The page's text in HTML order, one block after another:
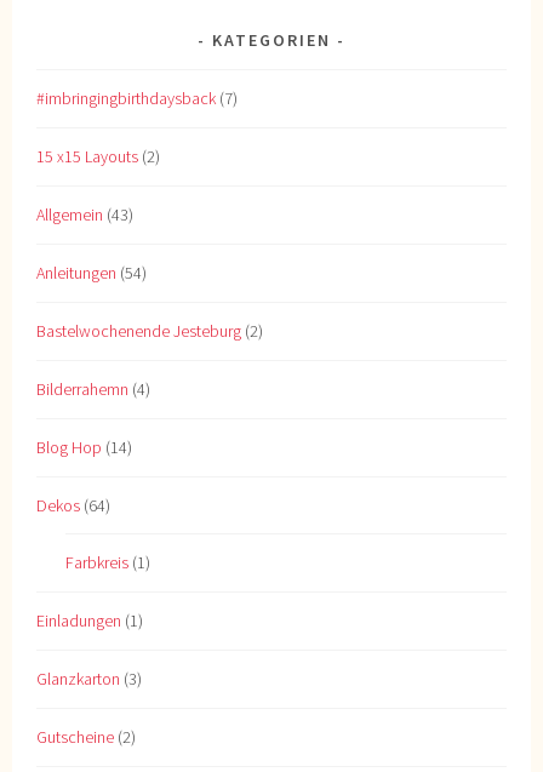
KATEGORIEN
#imbringingbirthdaysback (7)
15 x15 Layouts (2)
Allgemein (43)
Anleitungen (54)
Bastelwochenende Jesteburg (2)
Bilderrahemn (4)
Blog Hop (14)
Dekos (64)
Farbkreis (1)
Einladungen (1)
Glanzkarton (3)
Gutscheine (2)